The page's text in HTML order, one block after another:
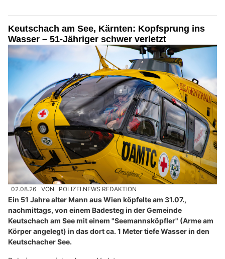
Keutschach am See, Kärnten: Kopfsprung ins
Wasser – 51-Jähriger schwer verletzt
02.08.26 VON POLIZEI.NEWS REDAKTION
Ein 51 Jahre alter Mann aus Wien köpfelte am 31.07.,
nachmittags, von einem Badesteg in der Gemeinde
Keutschach am See mit einem "Seemannsköpfler" (Arme am
Körper angelegt) in das dort ca. 1 Meter tiefe Wasser in den
Keutschacher See.